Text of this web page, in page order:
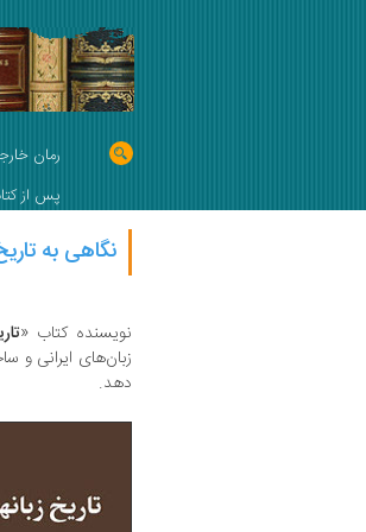
رمان
پس از
نگاهی به
نویسنده کتاب «
زبان‌های ایرانی و
دهد.